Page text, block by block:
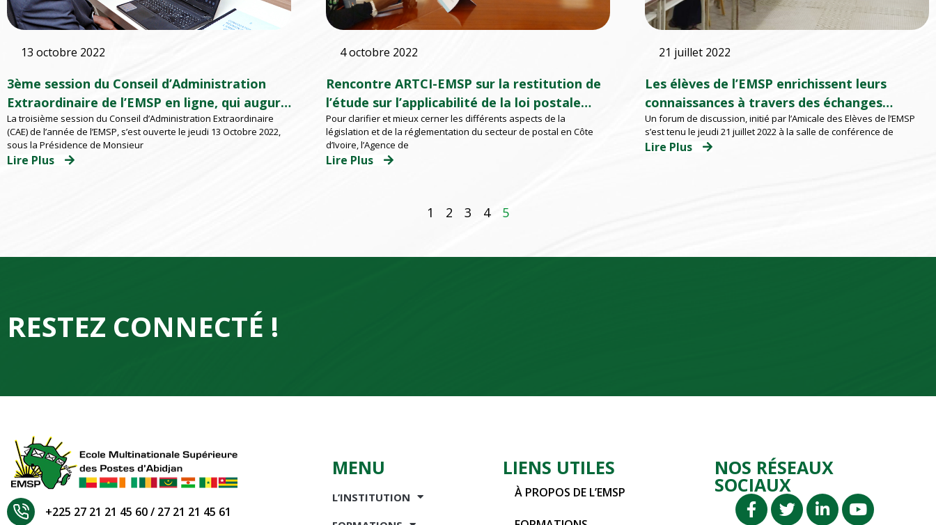
13 octobre 2022
3ème session du Conseil d’Administration
Extraordinaire de l’EMSP en ligne, qui augure
de belles perspectives
La troisième session du Conseil d’Administration Extraordinaire
(CAE) de l’année de l’EMSP, s’est ouverte le jeudi 13 Octobre 2022,
sous la Présidence de Monsieur
Lire Plus
4 octobre 2022
Rencontre ARTCI-EMSP sur la restitution de
l’étude sur l’applicabilité de la loi postale
ivoirienne
Pour clarifier et mieux cerner les différents aspects de la
législation et de la réglementation du secteur de postal en Côte
d’Ivoire, l’Agence de
Lire Plus
21 juillet 2022
Les élèves de l’EMSP enrichissent leurs
connaissances à travers des échanges
thématiques
Un forum de discussion, initié par l’Amicale des Elèves de l’EMSP
s’est tenu le jeudi 21 juillet 2022 à la salle de conférence de
Lire Plus
1 2 3 4 5
RESTEZ CONNECTÉ !
+225 27 21 21 45 60 / 27 21 21 45 61
MENU
L’INSTITUTION
LIENS UTILES
À PROPOS DE L’EMSP
NOS RÉSEAUX
SOCIAUX